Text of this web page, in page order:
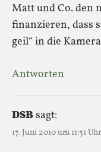
Matt und Co. den
finanzieren, dass
geil“ in die
Antworten
DSBsagt:
17. Juni 2010 um 11:51 Uhr